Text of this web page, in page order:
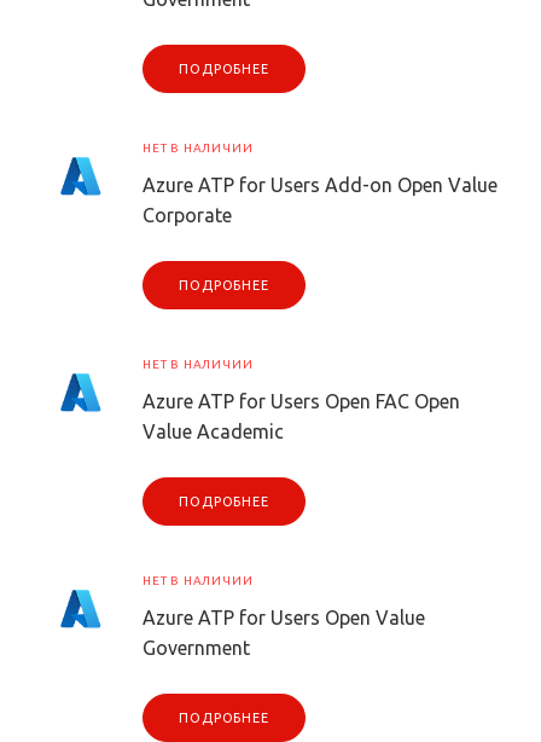
ПОДРОБНЕЕ
НЕТ В НАЛИЧИИ
Azure ATP for Users Add-on Open Value
Corporate
ПОДРОБНЕЕ
НЕТ В НАЛИЧИИ
Azure ATP for Users Open FAC Open
Value Academic
ПОДРОБНЕЕ
НЕТ В НАЛИЧИИ
Azure ATP for Users Open Value
Government
ПОДРОБНЕЕ